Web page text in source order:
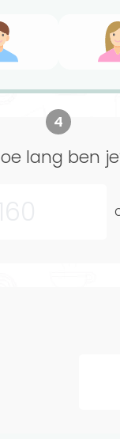
4
Hoe lang ben